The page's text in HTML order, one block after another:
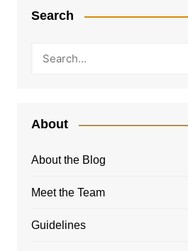
Search
About
About the Blog
Meet the Team
Guidelines